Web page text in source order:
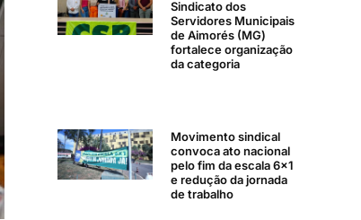
Sindicato dos
Servidores Municipais
de Aimorés (MG)
fortalece organização
da categoria
Movimento sindical
convoca ato nacional
pelo fim da escala 6×1
e redução da jornada
de trabalho